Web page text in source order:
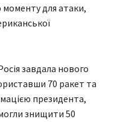
моменту для атаки,
завдала нового
70 ракет та
президента,
знищити 50